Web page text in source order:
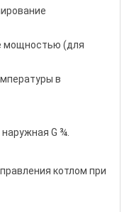
мощностью (для
в
G ¾.
котлом при